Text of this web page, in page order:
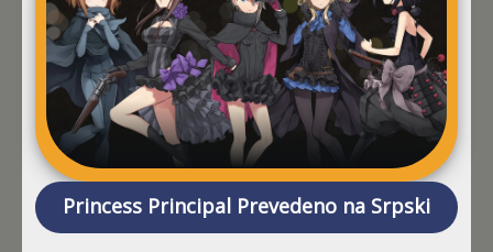
Princess Principal Prevedeno na Srpski